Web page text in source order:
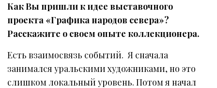
Как Вы пришли к идее выставочного
проекта «Графика народов севера»?
Расскажите о своем опыте коллекционера.
Есть взаимосвязь событий. Я сначала
занимался уральскими художниками, но это
слишком локальный уровень. Потом я начал